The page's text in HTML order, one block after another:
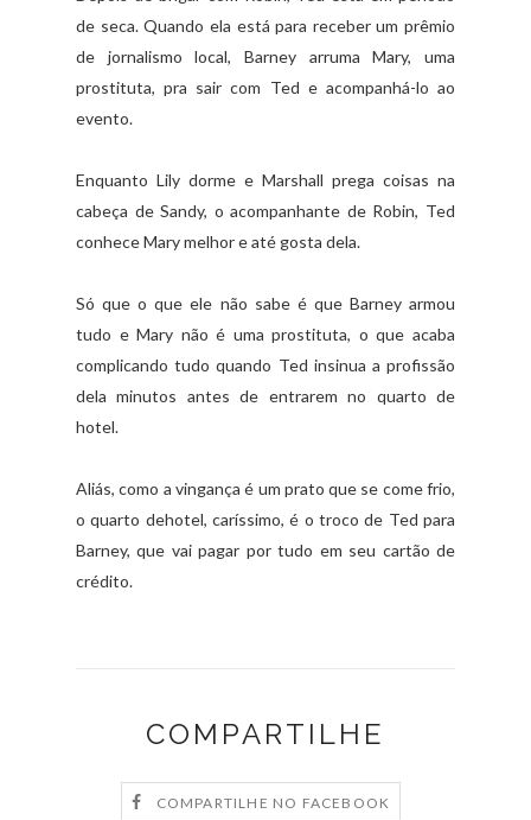
de seca. Quando ela está para receber um prêmio
de jornalismo local, Barney arruma Mary, uma
prostituta, pra sair com Ted e acompanhá-lo ao
evento.
Enquanto Lily dorme e Marshall prega coisas na
cabeça de Sandy, o acompanhante de Robin, Ted
conhece Mary melhor e até gosta dela.
Só que o que ele não sabe é que Barney armou
tudo e Mary não é uma prostituta, o que acaba
complicando tudo quando Ted insinua a profissão
dela minutos antes de entrarem no quarto de
hotel.
Aliás, como a vingança é um prato que se come frio,
o quarto dehotel, caríssimo, é o troco de Ted para
Barney, que vai pagar por tudo em seu cartão de
crédito.
COMPARTILHE
COMPARTILHE NO FACEBOOK